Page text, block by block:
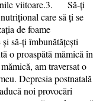
viitoare.3. Să-ți
care să ți se
de foame
să-ți îmbunătățești
o proaspătă mămică în
am traversat o
Depresia postnatală
noi provocări